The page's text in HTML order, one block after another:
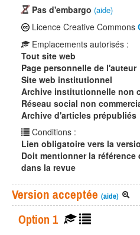
Pas d'embargo (aide)
Licence Creative Commons
Emplacements autorisés :
Tout site web
Page personnelle de l'auteur
Site web institutionnel
Archive institutionnelle non
Réseau social non
Archive d'articles prépubliés
Conditions :
Lien obligatoire vers la
Doit mentionner la
dans la revue
Version acceptée (aide)
Option 1